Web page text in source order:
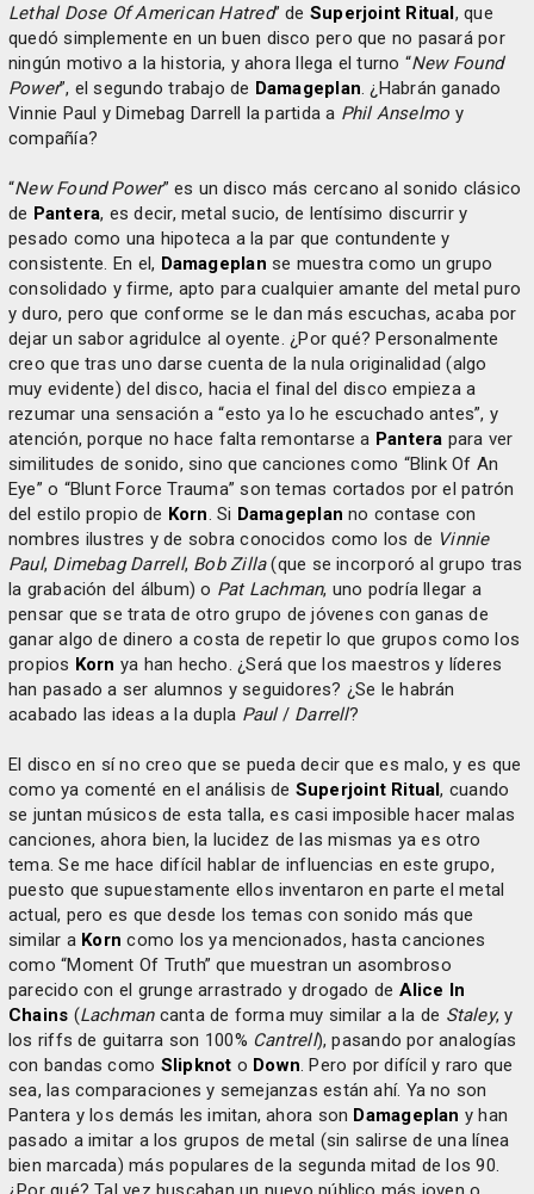
Lethal Dose Of American Hatred” de Superjoint Ritual, que
quedó simplemente en un buen disco pero que no pasará por
ningún motivo a la historia, y ahora llega el turno “New Found
Power”, el segundo trabajo de Damageplan. ¿Habrán ganado
Vinnie Paul y Dimebag Darrell la partida a Phil Anselmo y
compañía?
“New Found Power” es un disco más cercano al sonido clásico
de Pantera, es decir, metal sucio, de lentísimo discurrir y
pesado como una hipoteca a la par que contundente y
consistente. En el, Damageplan se muestra como un grupo
consolidado y firme, apto para cualquier amante del metal puro
y duro, pero que conforme se le dan más escuchas, acaba por
dejar un sabor agridulce al oyente. ¿Por qué? Personalmente
creo que tras uno darse cuenta de la nula originalidad (algo
muy evidente) del disco, hacia el final del disco empieza a
rezumar una sensación a “esto ya lo he escuchado antes”, y
atención, porque no hace falta remontarse a Pantera para ver
similitudes de sonido, sino que canciones como “Blink Of An
Eye” o “Blunt Force Trauma” son temas cortados por el patrón
del estilo propio de Korn. Si Damageplan no contase con
nombres ilustres y de sobra conocidos como los de Vinnie
Paul, Dimebag Darrell, Bob Zilla(que se incorporó al grupo tras
la grabación del álbum) o Pat Lachman, uno podría llegar a
pensar que se trata de otro grupo de jóvenes con ganas de
ganar algo de dinero a costa de repetir lo que grupos como los
propios Korn ya han hecho. ¿Será que los maestros y líderes
han pasado a ser alumnos y seguidores? ¿Se le habrán
acabado las ideas a la dupla Paul/ Darrell?
El disco en sí no creo que se pueda decir que es malo, y es que
como ya comenté en el análisis de Superjoint Ritual, cuando
se juntan músicos de esta talla, es casi imposible hacer malas
canciones, ahora bien, la lucidez de las mismas ya es otro
tema. Se me hace difícil hablar de influencias en este grupo,
puesto que supuestamente ellos inventaron en parte el metal
actual, pero es que desde los temas con sonido más que
similar a Korn como los ya mencionados, hasta canciones
como “Moment Of Truth” que muestran un asombroso
parecido con el grunge arrastrado y drogado de Alice In
Chains (Lachmancanta de forma muy similar a la de Staley, y
los riffs de guitarra son 100% Cantrell), pasando por analogías
con bandas como Slipknot o Down. Pero por difícil y raro que
sea, las comparaciones y semejanzas están ahí. Ya no son
Pantera y los demás les imitan, ahora son Damageplan y han
pasado a imitar a los grupos de metal (sin salirse de una línea
bien marcada) más populares de la segunda mitad de los 90.